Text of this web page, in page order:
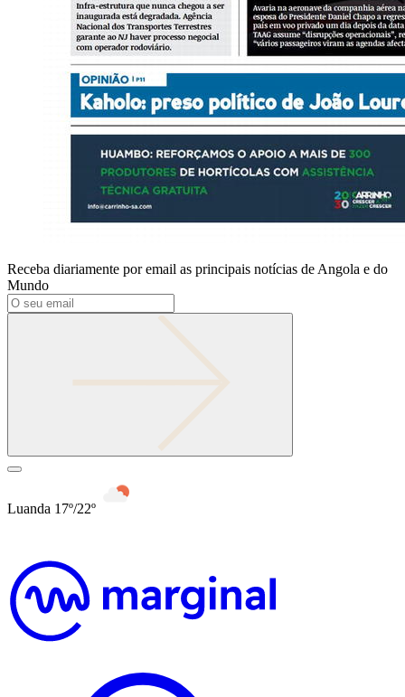
Receba diariamente por email as principais notícias de Angola e do
Mundo
Luanda 17º/22º